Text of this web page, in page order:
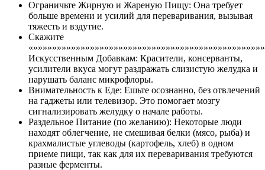
Ограничьте Жирную и Жареную Пищу: Она требует
больше времени и усилий для переваривания, вызывая
тяжесть и вздутие.
Скажите
Искусственным Добавкам: Красители, консерванты,
усилители вкуса могут раздражать слизистую желудка и
нарушать баланс микрофлоры.
Внимательность к Еде: Ешьте осознанно, без отвлечений
на гаджеты или телевизор. Это помогает мозгу
сигнализировать желудку о начале работы.
Раздельное Питание (по желанию): Некоторые люди
находят облегчение, не смешивая белки (мясо, рыба) и
крахмалистые углеводы (картофель, хлеб) в одном
приеме пищи, так как для их переваривания требуются
разные ферменты.